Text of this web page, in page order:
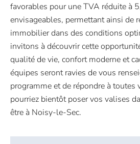
favorables pour une TVA réduite à
envisageables, permettant ainsi de
immobilier dans des conditions
invitons à découvrir cette
qualité de vie, confort moderne et
équipes seront ravies de vous
programme et de répondre à toutes
pourriez bientôt poser vos valises
être à Noisy-le-Sec.